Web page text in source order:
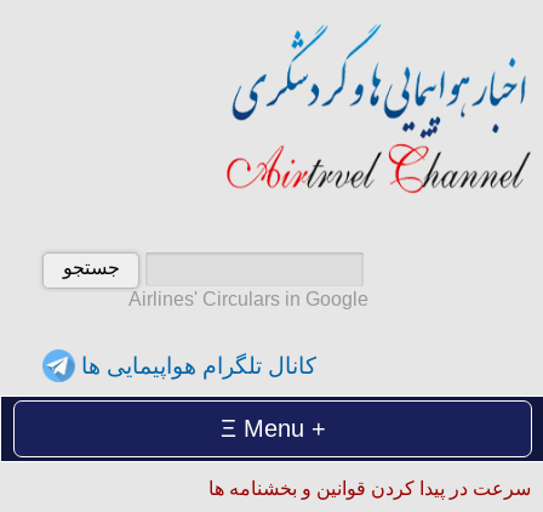
Airlines' Circulars in Google
کانال تلگرام هواپیمایی ها
Menu
سرعت در پیدا کردن قوانین و بخشنامه ها
Friday 7 August 2026